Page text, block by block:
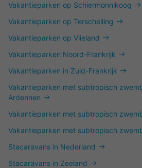
Vakantieparken op Schiermonnikoog
Vakantieparken op Terschelling
Vakantieparken op Vlieland
Vakantieparken Noord-Frankrijk
Vakantieparken in Zuid-Frankrijk
Vakantieparken met subtropisch
Ardennen
Vakantieparken met subtropisch
Vakantieparken met subtropisch
Stacaravans in Nederland
Stacaravans in Zeeland